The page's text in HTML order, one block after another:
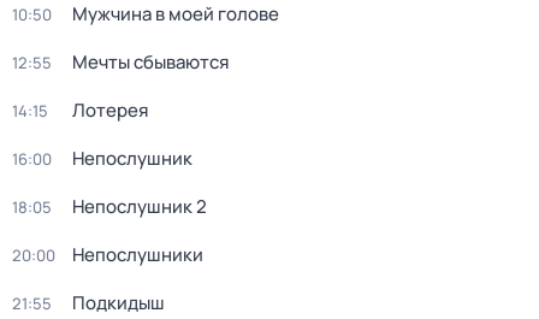
10:50 Мужчина в моей голове
12:55 Мечты сбываются
14:15 Лотерея
16:00 Непослушник
18:05 Непослушник 2
20:00 Непослушники
21:55 Подкидыш